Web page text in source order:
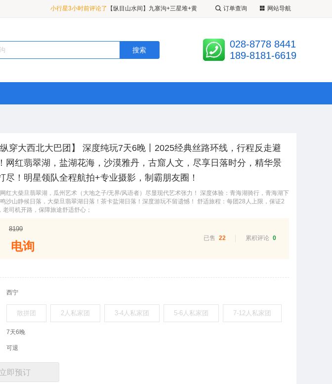
订单查询 网站导航
月亮3小时前评论了【超级九寨】20 人精致小团 <成都•
超级座驾•品质纯玩>精华 3 日游 A 线九黄熊/B 线九黄都
熊猫乐园或都江堰•2-8 人 VIP 小团•半自由车拼车>半自
助 4 日游
小行星3小时前评论了【纵目山水间】九寨沟+三星堆+黄
龙 2-8 人小团3日游
028-8778 8441
189-8181-6619
纵穿大西北大巴团】 深度纯玩7天6晚丨2025经典丝路环线，行程反走避
网红翡翠湖，盐湖花海，沙漠雅丹，古窟人文，尽享日落时分，精华景
尽！明星领队全程航拍+专业摄影，制霸朋友圈！
红大柴旦翡翠湖，瓜州艺术（大地之子/无界/风语者）尽显现代艺术张力！ 深度体验：青海湖骑行，青海湖下
沙山静候日落，大柴旦翡翠湖日落！茶卡盐湖日落！深度游玩不留遗憾！ 舒适旅程：每团28人上限，保证2
老司机开路，保障旅途舒适舒心；
8199
电询
已售 22 累积评论 0
西宁
散拼团 2人私家团 3-4人私家团 5-6人私家团 7-12人私家团
7天6晚
可退
立即预订